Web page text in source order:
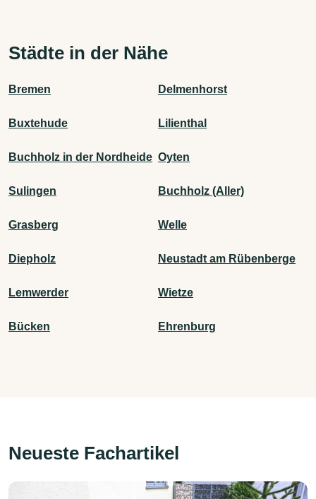
Städte in der Nähe
Bremen Delmenhorst
Buxtehude Lilienthal
Buchholz in der Nordheide Oyten
Sulingen Buchholz (Aller)
Grasberg Welle
Diepholz Neustadt am Rübenberge
Lemwerder Wietze
Bücken Ehrenburg
Neueste Fachartikel